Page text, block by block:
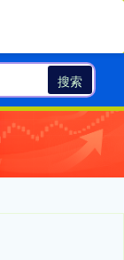
搜索